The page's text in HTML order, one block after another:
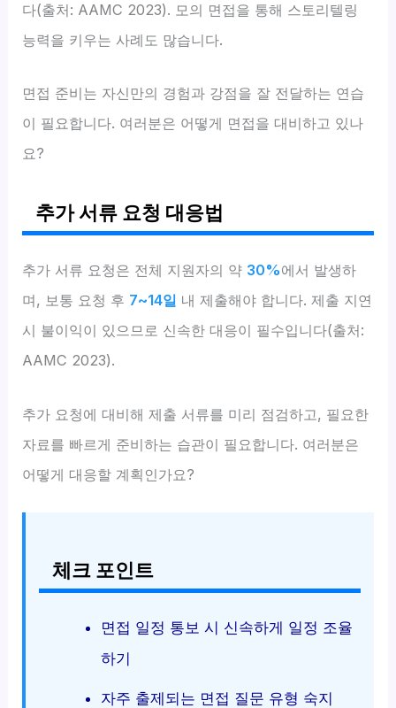
다(출처: AAMC 2023). 모의 면접을 통해 스토리텔링
능력을 키우는 사례도 많습니다.
면접 준비는 자신만의 경험과 강점을 잘 전달하는 연습
이 필요합니다. 여러분은 어떻게 면접을 대비하고 있나
요?
추가 서류 요청 대응법
추가 서류 요청은 전체 지원자의 약 30%에서 발생하
며, 보통 요청 후 7~14일 내 제출해야 합니다. 제출 지연
시 불이익이 있으므로 신속한 대응이 필수입니다(출처:
AAMC 2023).
추가 요청에 대비해 제출 서류를 미리 점검하고, 필요한
자료를 빠르게 준비하는 습관이 필요합니다. 여러분은
어떻게 대응할 계획인가요?
체크 포인트
면접 일정 통보 시 신속하게 일정 조율
하기
자주 출제되는 면접 질문 유형 숙지